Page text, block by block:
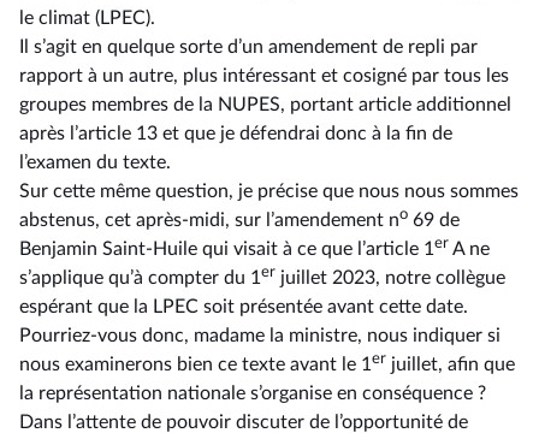
le climat (LPEC).
Il s’agit en quelque sorte d’un amendement de repli par
rapport à un autre, plus intéressant et cosigné par tous les
groupes membres de la NUPES, portant article additionnel
après l’article 13 et que je défendrai donc à la fin de
l’examen du texte.
Sur cette même question, je précise que nous nous sommes
abstenus, cet après-midi, sur l’amendement no 69 de
Benjamin Saint-Huile qui visait à ce que l’article 1 er A ne
s’applique qu’à compter du 1 er juillet 2023, notre collègue
espérant que la LPEC soit présentée avant cette date.
Pourriez-vous donc, madame la ministre, nous indiquer si
nous examinerons bien ce texte avant le 1 er juillet, afin que
la représentation nationale s’organise en conséquence ?
Dans l’attente de pouvoir discuter de l’opportunité de